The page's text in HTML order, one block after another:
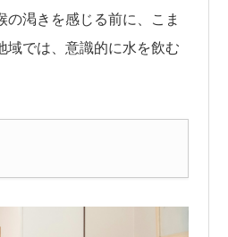
渇きを感じる前に、こま
域では、意識的に水を飲む